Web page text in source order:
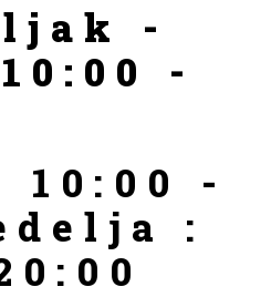
-
-
10:00 -
: